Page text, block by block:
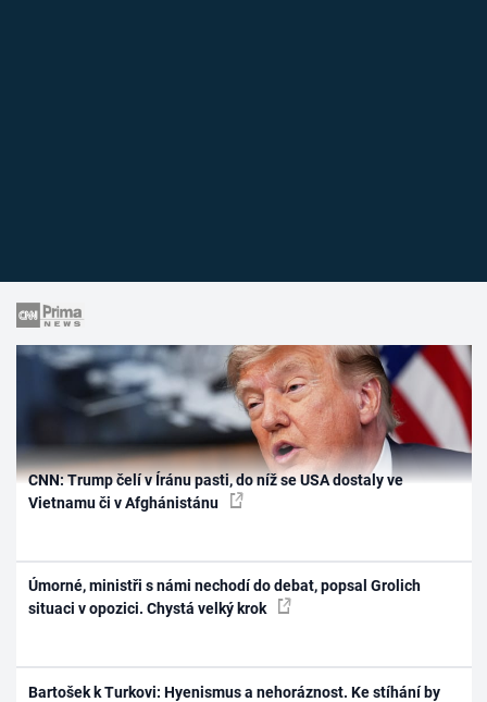
CNN: Trump čelí v Íránu pasti, do níž se USA dostaly ve
Vietnamu či v Afghánistánu
Úmorné, ministři s námi nechodí do debat, popsal Grolich
situaci v opozici. Chystá velký krok
Bartošek k Turkovi: Hyenismus a nehoráznost. Ke stíhání by